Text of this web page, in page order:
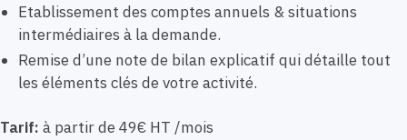
Etablissement des comptes annuels & situations
intermédiaires à la demande.
Remise d’une note de bilan explicatif qui détaille tout
les éléments clés de votre activité.
Tarif: à partir de 49€ HT /mois